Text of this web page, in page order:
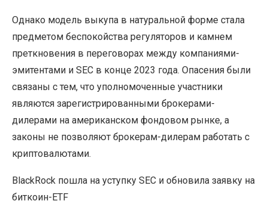
Однако модель выкупа в натуральной форме стала
предметом беспокойства регуляторов и камнем
преткновения в переговорах между компаниями-
эмитентами и SEC в конце 2023 года. Опасения были
связаны с тем, что уполномоченные участники
являются зарегистрированными брокерами-
дилерами на американском фондовом рынке, а
законы не позволяют брокерам-дилерам работать с
криптовалютами.
BlackRock пошла на уступку SEC и обновила заявку на
биткоин-ETF